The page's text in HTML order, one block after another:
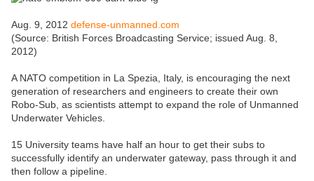
Aug. 9, 2012 defense-unmanned.com
(Source: British Forces Broadcasting Service; issued Aug. 8,
2012)
A NATO competition in La Spezia, Italy, is encouraging the next
generation of researchers and engineers to create their own
Robo-Sub, as scientists attempt to expand the role of Unmanned
Underwater Vehicles.
15 University teams have half an hour to get their subs to
successfully identify an underwater gateway, pass through it and
then follow a pipeline.